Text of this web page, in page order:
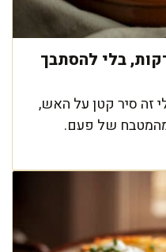
מפנקים ב-10 דקות, בלי להסתבך
זה סיר קטן על האש,
של פעם.